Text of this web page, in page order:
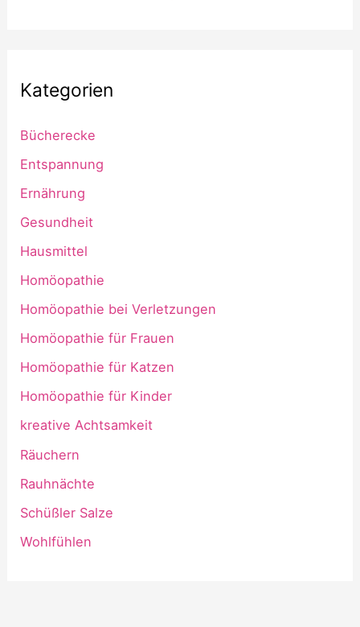
Kategorien
Bücherecke
Entspannung
Ernährung
Gesundheit
Hausmittel
Homöopathie
Homöopathie bei Verletzungen
Homöopathie für Frauen
Homöopathie für Katzen
Homöopathie für Kinder
kreative Achtsamkeit
Räuchern
Rauhnächte
Schüßler Salze
Wohlfühlen